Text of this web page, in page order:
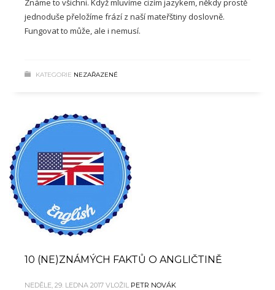
jednoduše přeložíme frází z naší mateřštiny doslovně.
Fungovat to může, ale i nemusí.
KATEGORIE NEZAŘAZENÉ
10 (NE)ZNÁMÝCH FAKTŮ O ANGLIČTINĚ
NEDĚLE, 29. LEDNA 2017 VLOŽIL PETR NOVÁK